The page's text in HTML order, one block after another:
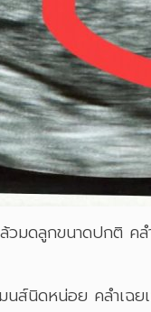
ดลูกขนาดปกติ คล
ส์นิดหน่อย คลำเฉย